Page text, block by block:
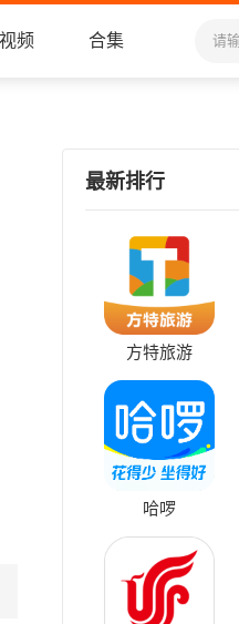
视频 合集
最新排行
方特旅游
哈啰